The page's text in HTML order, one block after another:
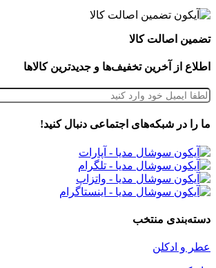
تضمین اصالت کالا
اطلاع از آخرین تخفیف‌ها و جدیدترین کالاها
ما را در شبكه‌های اجتماعی دنبال کنید!
دسته‌بندی منتخب
عطر و ادکلن